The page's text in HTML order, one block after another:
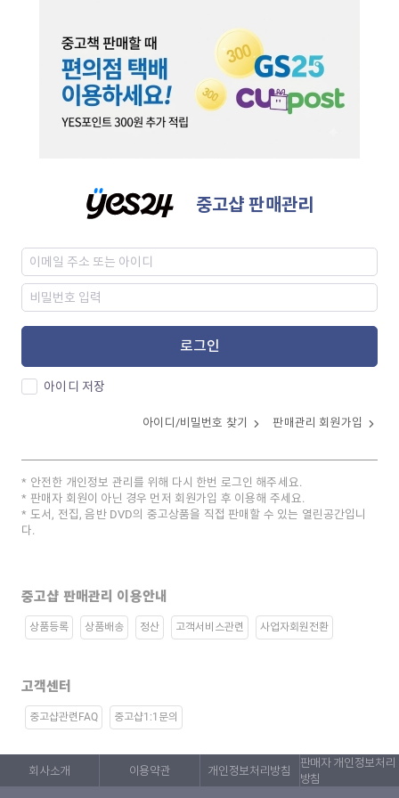
중고샵 판매관리
로그인
아이디 저장
아이디/비밀번호 찾기 판매관리 회원가입
안전한 개인정보 관리를 위해 다시 한번 로그인 해주세요.
판매자 회원이 아닌 경우 먼저 회원가입 후 이용해 주세요.
도서, 전집, 음반 DVD의 중고상품을 직접 판매할 수 있는 열린공간입니
다.
중고샵 판매관리 이용안내
상품등록 상품배송 정산 고객서비스관련 사업자회원전환
고객센터
중고샵관련FAQ 중고샵1:1문의
회사소개 이용약관 개인정보처리방침
판매자 개인정보처리
방침